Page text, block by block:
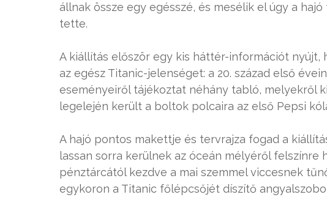
állnak össze egy egésszé, és mesélik el úgy a
tette.
A kiállítás először egy kis háttér-információt
az egész Titanic-jelenséget: a 20. század első
eseményeiről tájékoztat néhány tabló, melyekről
legelején került a boltok polcaira az első Pepsi
A hajó pontos makettje és tervrajza fogad a
lassan sorra kerülnek az óceán mélyéről felszínre
pénztárcától kezdve a mai szemmel viccesnek
egykoron a Titanic főlépcsőjét díszítő